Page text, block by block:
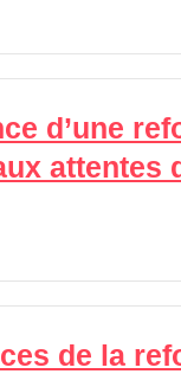
d’une
attentes
de la